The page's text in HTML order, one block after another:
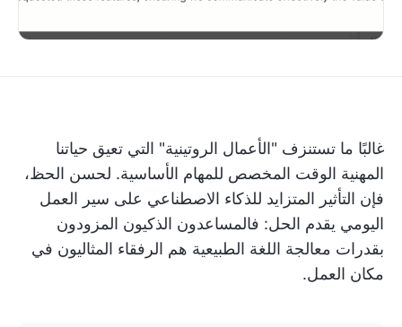
غالبًا ما تستنزف "الأعمال الروتينية" التي تعيق حياتنا
المهنية الوقت المخصص للمهام الأساسية. لحسن الحظ،
فإن التأثير المتزايد للذكاء الاصطناعي على سير العمل
اليومي يقدم الحل: فالمساعدون الذكيون المزودون
بقدرات معالجة اللغة الطبيعية هم الرفقاء المثاليون في
مكان العمل.